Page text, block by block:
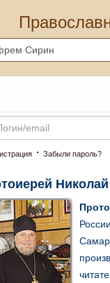
· Забыли пароль?